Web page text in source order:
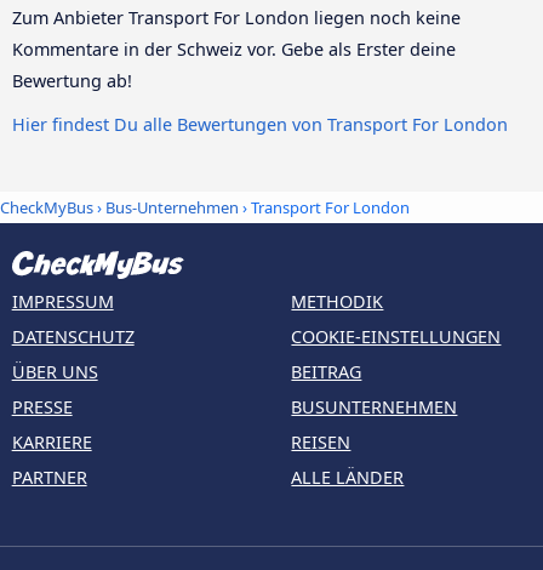
Zum Anbieter Transport For London liegen noch keine
Kommentare in der Schweiz vor. Gebe als Erster deine
Bewertung ab!
Hier findest Du alle Bewertungen von Transport For London
CheckMyBus› Bus-Unternehmen › Transport For London
IMPRESSUM
DATENSCHUTZ
ÜBER UNS
PRESSE
KARRIERE
PARTNER
METHODIK
COOKIE-EINSTELLUNGEN
BEITRAG
BUSUNTERNEHMEN
REISEN
ALLE LÄNDER